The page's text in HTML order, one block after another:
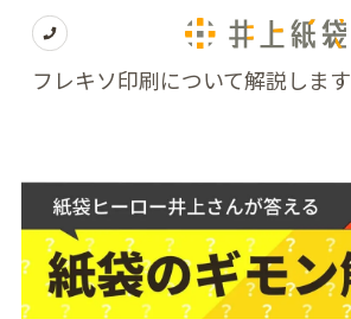
フレキソ印刷について解説します